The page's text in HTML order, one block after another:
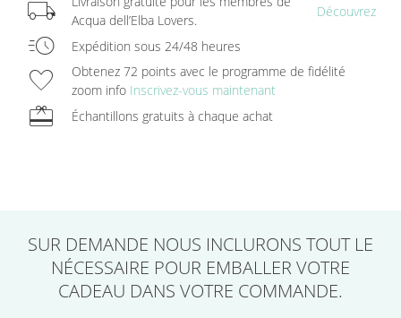
local_shipping
Acqua dell’Elba Lovers.
Découvrez
acute Expédition sous 24/48 heures
favorite
Obtenez 72 points avec le programme de fidélité
zoom info Inscrivez-vous maintenant
redeem Échantillons gratuits à chaque achat
SUR DEMANDE NOUS INCLURONS TOUT LE
NÉCESSAIRE POUR EMBALLER VOTRE
CADEAU DANS VOTRE COMMANDE.